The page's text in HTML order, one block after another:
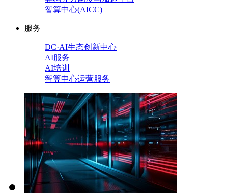
智算中心(AICC)
服务
DC·AI生态创新中心
AI服务
AI培训
智算中心运营服务